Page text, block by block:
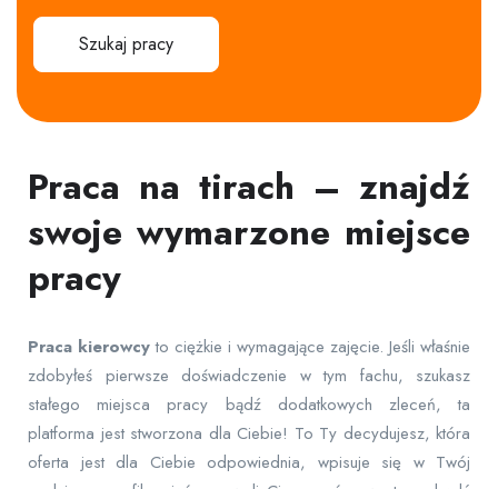
Szukaj pracy
Praca na tirach – znajdź
swoje wymarzone miejsce
pracy
Praca kierowcyto ciężkie i wymagające zajęcie. Jeśli właśnie
zdobyłeś pierwsze doświadczenie w tym fachu, szukasz
stałego miejsca pracy bądź dodatkowych zleceń, ta
platforma jest stworzona dla Ciebie! To Ty decydujesz, która
oferta jest dla Ciebie odpowiednia, wpisuje się w Twój